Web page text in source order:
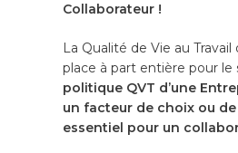
Collaborateur !
La Qualité de Vie au
place à part entière pour le
politique QVT d’une
un facteur de choix ou
essentiel pour un